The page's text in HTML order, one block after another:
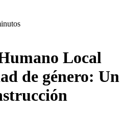
Local
de género: Un